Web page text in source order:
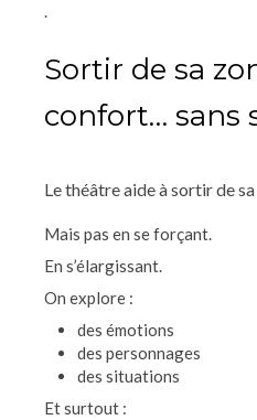
.
Sortir de sa
confort… sans
Le théâtre aide à sortir de sa
Mais pas en se forçant.
En s’élargissant.
On explore :
des émotions
des personnages
des situations
Et surtout :